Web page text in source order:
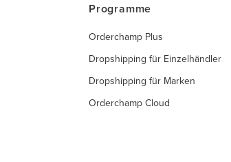
Programme
Orderchamp Plus
Dropshipping für Einzelhändler
Dropshipping für Marken
Orderchamp Cloud